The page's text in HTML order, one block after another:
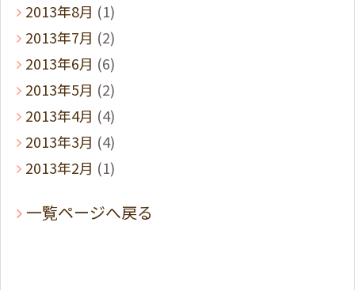
2013年8月 (1)
2013年7月 (2)
2013年6月 (6)
2013年5月 (2)
2013年4月 (4)
2013年3月 (4)
2013年2月 (1)
一覧ページへ戻る